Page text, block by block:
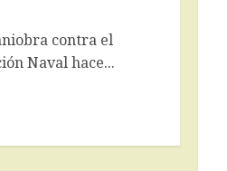
contra el
Naval hace...